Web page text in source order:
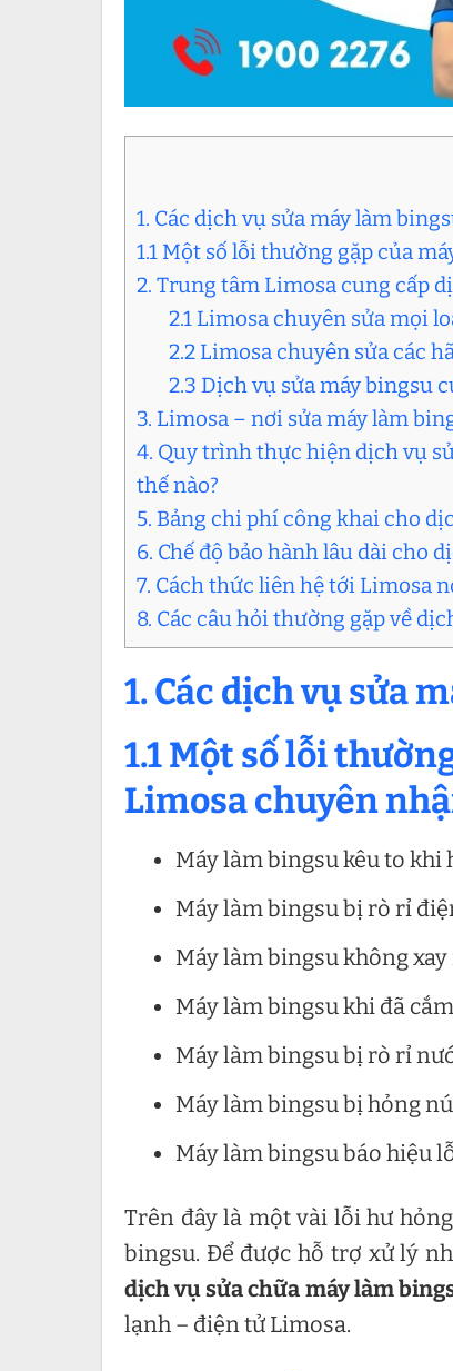
1. Các dịch vụ sửa máy làm
1.1 Một số lỗi thường gặp của
2. Trung tâm Limosa cung cấp
2.1 Limosa chuyên sửa mọi
2.2 Limosa chuyên sửa các
2.3 Dịch vụ sửa máy bingsu
3. Limosa – nơi sửa máy làm
4. Quy trình thực hiện dịch vụ
thế nào?
5. Bảng chi phí công khai cho
6. Chế độ bảo hành lâu dài cho
7. Cách thức liên hệ tới Limosa
8. Các câu hỏi thường gặp về
1. Các dịch vụ sửa
1.1 Một số lỗi
Limosa chuyên
Máy làm bingsu kêu to khi
Máy làm bingsu bị rò rỉ
Máy làm bingsu không
Máy làm bingsu khi đã
Máy làm bingsu bị rò rỉ
Máy làm bingsu bị hỏng
Máy làm bingsu báo hiệu
Trên đây là một vài lỗi hư
bingsu. Để được hỗ trợ xử lý
dịch vụ sửa chữa máy làm
lạnh – điện tử Limosa.